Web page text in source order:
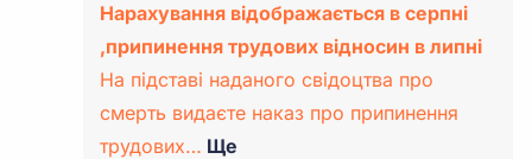
Нарахування відображається в серпні
,припинення трудових відносин в липні
На підставі наданого свідоцтва про
смерть видаєте наказ про припинення
трудових… Ще